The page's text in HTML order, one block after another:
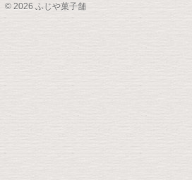
© 2026 ふじや菓子舗